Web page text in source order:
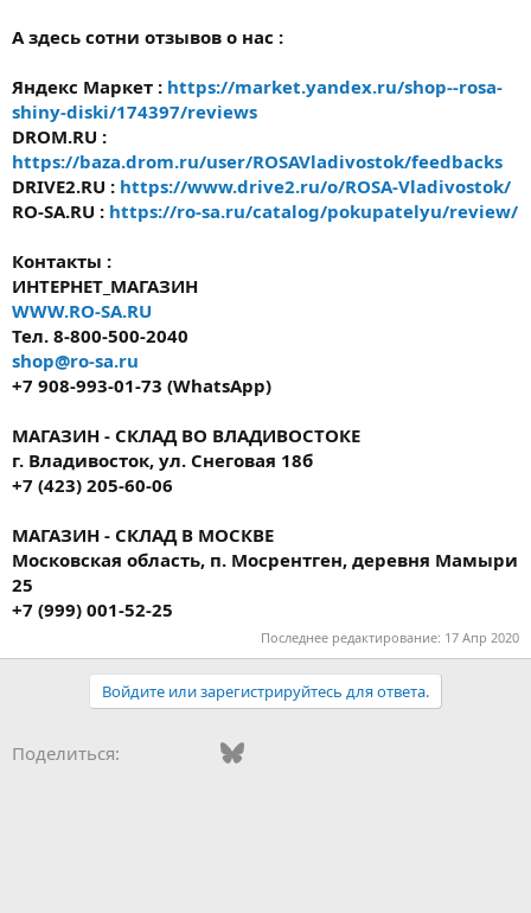
А здесь сотни отзывов о нас :
Яндекс Маркет : https://market.yandex.ru/shop--rosa-
shiny-diski/174397/reviews
DROM.RU :
https://baza.drom.ru/user/ROSAVladivostok/feedbacks
DRIVE2.RU : https://www.drive2.ru/o/ROSA-Vladivostok/
RO-SA.RU : https://ro-sa.ru/catalog/pokupatelyu/review/
Контакты :
ИНТЕРНЕТ_МАГАЗИН
WWW.RO-SA.RU
Тел. 8-800-500-2040
shop@ro-sa.ru
+7 908-993-01-73 (WhatsApp)
МАГАЗИН - СКЛАД ВО ВЛАДИВОСТОКЕ
г. Владивосток, ул. Снеговая 18б
+7 (423) 205-60-06
МАГАЗИН - СКЛАД В МОСКВЕ
Московская область, п. Мосрентген, деревня Мамыри
25
+7 (999) 001-52-25
Последнее редактирование: 17 Апр 2020
Войдите или зарегистрируйтесь для ответа.
Поделиться: Vkontakte
FacebookBluesky